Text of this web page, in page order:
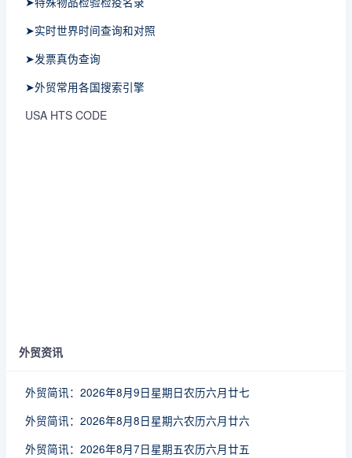
➤实时世界时间查询和对照
➤发票真伪查询
➤外贸常用各国搜索引擎
USA HTS CODE
外贸资讯
外贸简讯：2026年8月9日星期日农历六月廿七
外贸简讯：2026年8月8日星期六农历六月廿六
外贸简讯：2026年8月7日星期五农历六月廿五